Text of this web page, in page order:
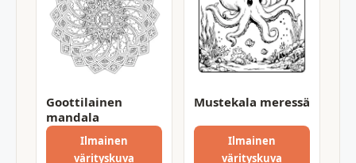
Goottilainen
mandala
Ilmainen
värityskuva
Mustekala meressä
Ilmainen
värityskuva